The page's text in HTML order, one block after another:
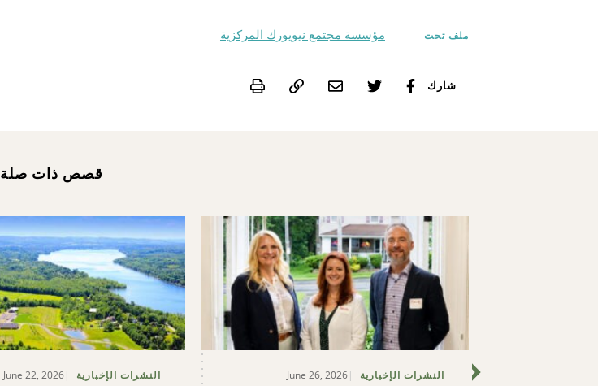
ملف تحت مؤسسة مجتمع نيويورك المركزية
شارك Print
قصص ذات صلة
النشرات الإخبارية June 26, 2026 النشرات الإخبارية June 22, 2026